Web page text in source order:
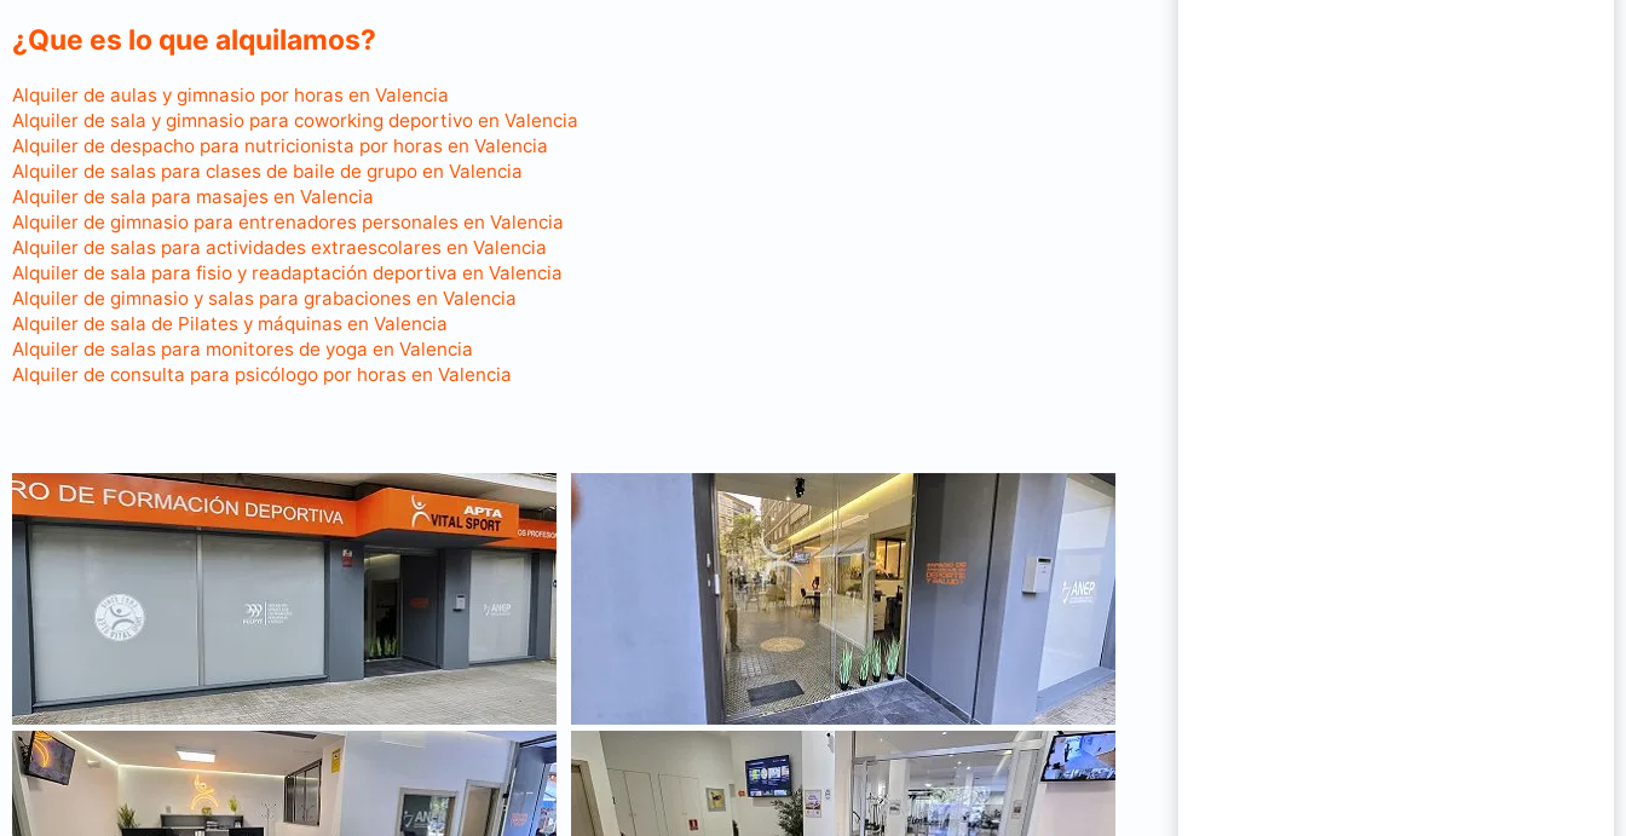
¿Que es lo que alquilamos?
Alquiler de aulas y gimnasio por horas en Valencia
Alquiler de sala y gimnasio para coworking deportivo en Valencia
Alquiler de despacho para nutricionista por horas en Valencia
Alquiler de salas para clases de baile de grupo en Valencia
Alquiler de sala para masajes en Valencia
Alquiler de gimnasio para entrenadores personales en Valencia
Alquiler de salas para actividades extraescolares en Valencia
Alquiler de sala para fisio y readaptación deportiva en Valencia
Alquiler de gimnasio y salas para grabaciones en Valencia
Alquiler de sala de Pilates y máquinas en Valencia
Alquiler de salas para monitores de yoga en Valencia
Alquiler de consulta para psicólogo por horas en Valencia